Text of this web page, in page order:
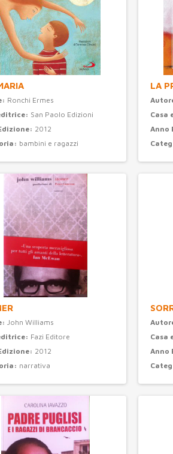
Ronchi Ermes
San Paolo Edizioni
2012
bambini e ragazzi
LA
Casa
Anno
John Williams
Fazi Editore
2012
narrativa
Casa
Anno